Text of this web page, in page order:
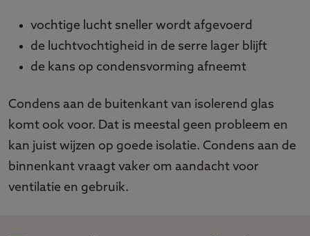
vochtige lucht sneller wordt afgevoerd
de luchtvochtigheid in de serre lager blijft
de kans op condensvorming afneemt
Condens aan de buitenkant van isolerend glas
komt ook voor. Dat is meestal geen probleem en
kan juist wijzen op goede isolatie. Condens aan de
binnenkant vraagt vaker om aandacht voor
ventilatie en gebruik.